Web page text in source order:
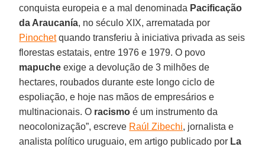
conquista europeia e a mal denominada Pacificação
da Araucanía, no século XIX, arrematada por
Pinochetquando transferiu à iniciativa privada as seis
florestas estatais, entre 1976 e 1979. O povo
mapuche exige a devolução de 3 milhões de
hectares, roubados durante este longo ciclo de
espoliação, e hoje nas mãos de empresários e
multinacionais. O racismo é um instrumento da
neocolonização”, escreve Raúl Zibechi, jornalista e
analista político uruguaio, em artigo publicado por La